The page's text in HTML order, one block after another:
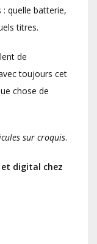
: quelle batterie,
titres.
de
toujours cet
chose de
sur croquis.
et digital chez